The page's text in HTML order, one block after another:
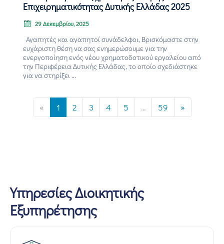
Επιχειρηματικότητας Δυτικής Ελλάδας 2025
29 Δεκεμβρίου, 2025
Αγαπητές και αγαπητοί συνάδελφοι, Βρισκόμαστε στην
ευχάριστη θέση να σας ενημερώσουμε για την
ενεργοποίηση ενός νέου χρηματοδοτικού εργαλείου από
την Περιφέρεια Δυτικής Ελλάδας, το οποίο σχεδιάστηκε
για να στηρίξει ...
« 1 2 3 4 5 ... 59 »
Υπηρεσίες Διοικητικής
Εξυπηρέτησης